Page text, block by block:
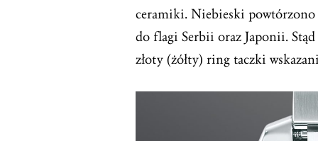
ceramiki. Niebieski powtórzono
do flagi Serbii oraz Japonii.
złoty (żółty) ring taczki